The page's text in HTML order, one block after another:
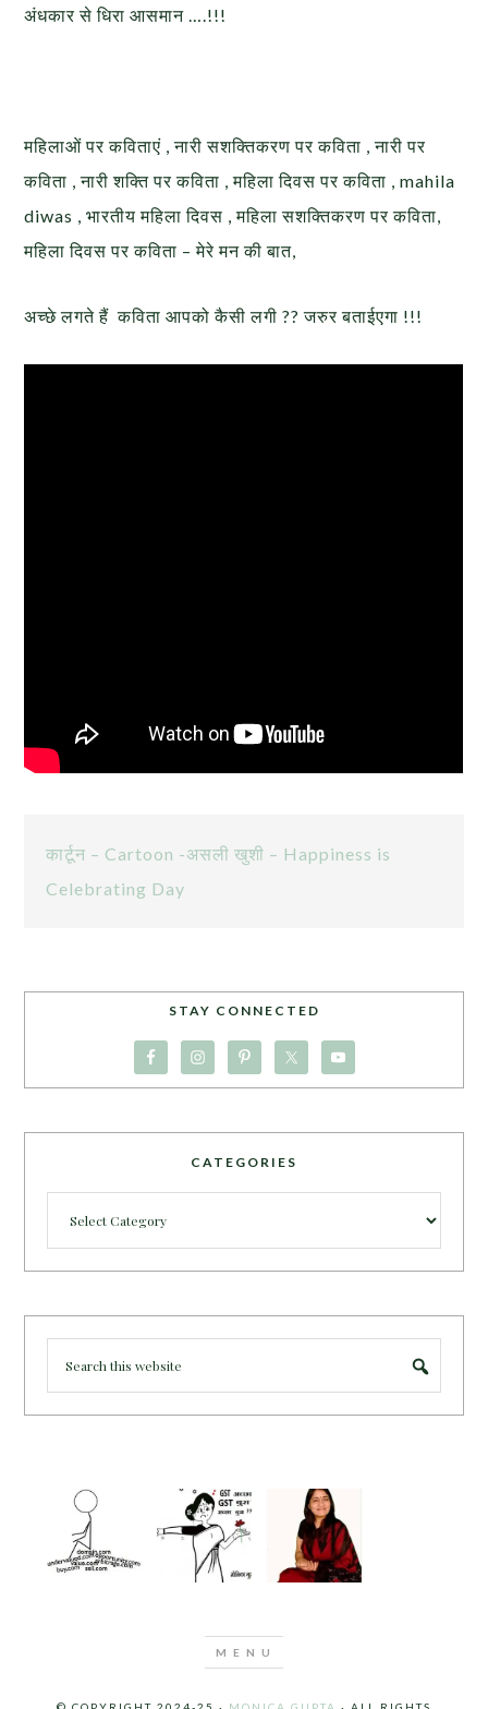
अंधकार से धिरा आसमान ….!!!
महिलाओं पर कविताएं , नारी सशक्तिकरण पर कविता , नारी पर
कविता , नारी शक्ति पर कविता , महिला दिवस पर कविता , mahila
diwas , भारतीय महिला दिवस , महिला सशक्तिकरण पर कविता,
महिला दिवस पर कविता – मेरे मन की बात,
अच्छे लगते हैं कविता आपको कैसी लगी ?? जरुर बताईएगा !!!
कार्टून – Cartoon -असली खुशी – Happiness is
Celebrating Day
STAY CONNECTED
CATEGORIES